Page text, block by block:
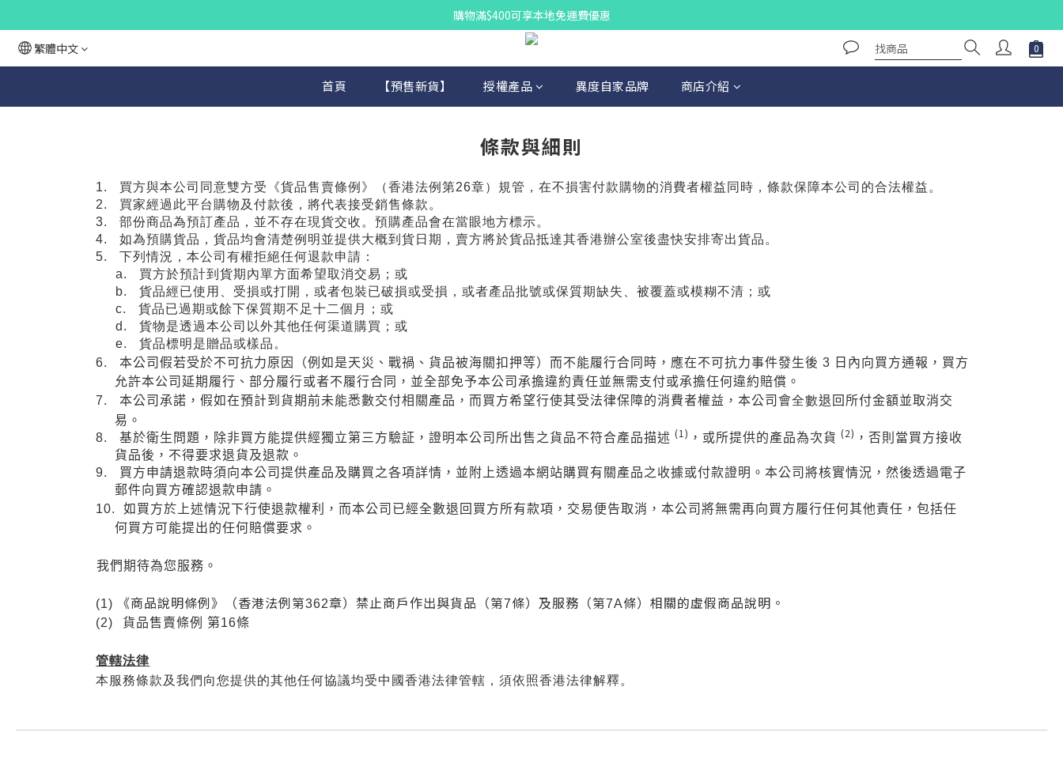
購物滿$400可享本地免運費優惠
繁體中文
首頁 【預售新貨】 授權產品 異度自家品牌 商店介紹
條款與細則
1.
買方與本公司同意雙方受《貨品售賣條例》（香港法例第26章）規管，在不損害付款購物的消費者權益同時，條款保障本公司的合法權益。
2.
買家經過此平台購物及付款後，將代表接受銷售條款。
3. 部份商品為預訂產品，並不存在現貨交收。預購產品會在當眼地方標示。
4. 如為預購貨品，貨品均會清楚例明並提供大概到貨日期，賣方將於貨品抵達其香港辦公室後盡快安排寄出貨品。
5.
下列情況，本公司有權拒絕任何退款申請：
a. 買方於預計到貨期內單方面希望取消交易；或
b. 貨品經已使用、受損或打開，或者包裝已破損或受損，或者產品批號或保質期缺失、被覆蓋或模糊不清；或
c. 貨品已過期或餘下保質期不足十二個月；或
d. 貨物是透過本公司以外其他任何渠道購買；或
e. 貨品標明是贈品或樣品。
6.
本公司假若受於不可抗力原因（例如是天災、戰禍、貨品被海關扣押等）而不能履行合同時，應在不可抗力事件發生後 3 日內向買方通報， 買方
允許本公司延期履行、部分履行或者不履行合同，並全部免予本公司承擔違約責任並無需支付或承擔任何違約賠償。
7.
本公司承諾，假如在預計到貨期前未能悉數交付相關產品，而買方希望行使其受法律保障的消費者權益，本公司會全數退回所付金額並取消交
易。
8.
基於衛生問題，除非買方能提供經獨立第三方驗証，證明本公司所出售之貨品不符合產品描述 (1) ，或所提供的產品為次貨 (2) ，否則當買方接收
貨品後，不得要求退貨及退款。
9.
買方申請退款時須向本公司提供產品及購買之各項詳情，並附上透過本網站購買有關產品之收據或付款證明。本公司將核實情況，然後透過電子
郵件向買方確認退款申請。
10.
如買方於上述情況下行使退款權利， 而本公司已經全數退回買方所有款項，交易便告取消，本公司將無需再向買方履行任何其他責任，包括任
何買方可能提出的任何賠償要求。
我們期待為您服務。
(1) 《商品說明條例》（香港法例第362章）禁止商戶作出與貨品（第7條）及服務（第7A條）相關的虛假商品說明。
(2) 貨品售賣條例 第16條
管轄法律
本服務條款及我們向您提供的其他任何協議均受中國香港法律管轄，須依照香港法律解釋。